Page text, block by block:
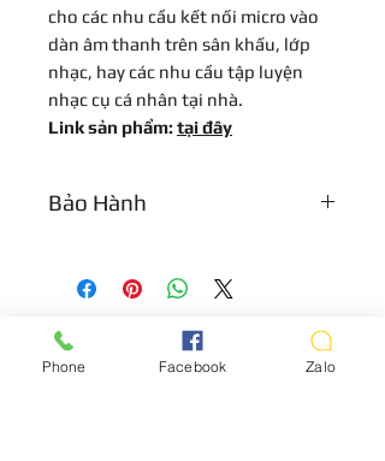
cho các nhu cầu kết nối micro vào
dàn âm thanh trên sân khấu, lớp
nhạc, hay các nhu cầu tập luyện
nhạc cụ cá nhân tại nhà.
Link sản phẩm: tại đây
Bảo Hành
micro ,tai nghe soundcard
Phone Facebook Zalo